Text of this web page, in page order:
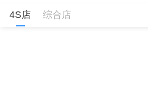
4S店 综合店